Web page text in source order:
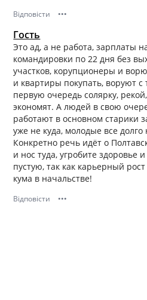
Відповісти •••
Гость
Это ад, а не работа, зарплаты
командировки по 22 дня без
участков, корупционеры и
и квартиры покупать, воруют
первую очередь солярку,
экономят. А людей в свою
работают в основном старики
уже не куда, молодые все
Конкретно речь идёт о
и нос туда, угробите здоровье
пустую, так как карьерный
кума в начальстве!
Відповісти •••